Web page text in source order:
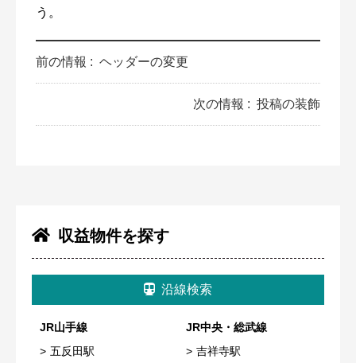
収益物件を探す
沿線検索
JR山手線
五反田駅
JR中央・総武線
吉祥寺駅
う。
前の情報 : ヘッダーの変更
次の情報 : 投稿の装飾